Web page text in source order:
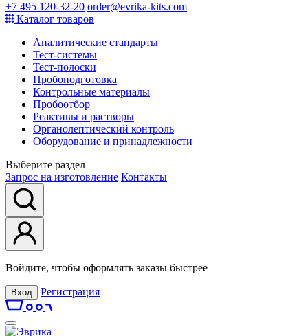
+7 495 120-32-20 order@evrika-kits.com
Каталог товаров
Аналитические стандарты
Тест-системы
Тест-полоски
Пробоподготовка
Контрольные материалы
Пробоотбор
Реактивы и растворы
Органолептический контроль
Оборудование и принадлежности
Выберите раздел
Запрос на изготовление Контакты
Войдите, чтобы оформлять заказы быстрее
Вход Регистрация